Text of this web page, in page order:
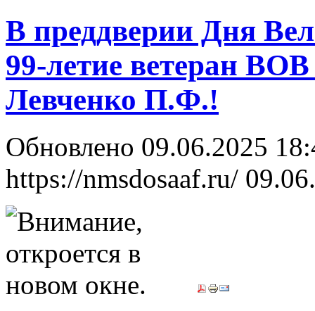
В преддверии Дня
99-летие ветеран
Левченко П.Ф.!
Обновлено 09.06.2025
https://nmsdosaaf.ru/